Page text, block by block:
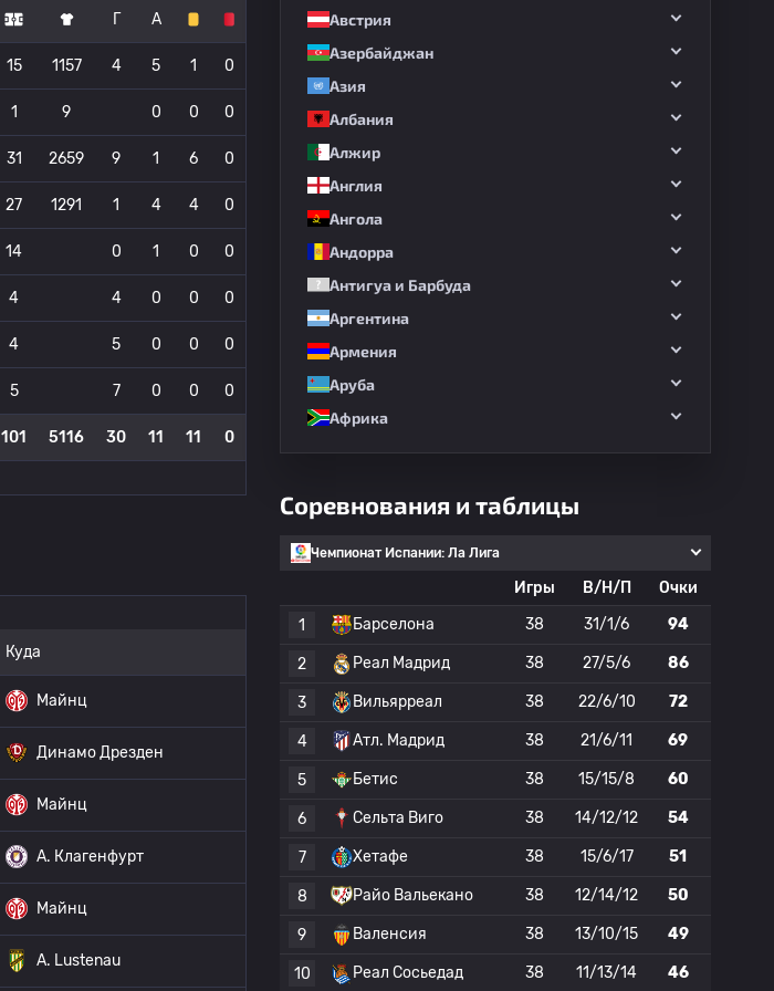
Г А
15 1157 4 5 1 0
1 9 0 0 0
31 2659 9 1 6 0
27 1291 1 4 4 0
14 0 1 0 0
4 4 0 0 0
4 5 0 0 0
5 7 0 0 0
101 5116 30 11 11 0
Куда
Майнц
Динамо Дрезден
Майнц
A. Клагенфурт
Майнц
A. Lustenau
Австрия
Азербайджан
Азия
Албания
Алжир
Англия
Ангола
Андорра
Антигуа и Барбуда
Аргентина
Армения
Аруба
Африка
Соревнования и таблицы
Чемпионат Испании: Ла Лига
Игры В/Н/П
Очки
1
Барселона 38 31/1/6 94
2 Реал Мадрид 38 27/5/6 86
3 Вильярреал 38 22/6/10 72
4 Атл. Мадрид 38 21/6/11 69
5 Бетис 38 15/15/8 60
6 Сельта Виго 38 14/12/12 54
7 Хетафе 38 15/6/17 51
8 Райо Вальекано 38 12/14/12 50
9 Валенсия 38 13/10/15 49
10 Реал Сосьедад 38 11/13/14 46